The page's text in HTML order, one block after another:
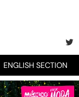
ENGLISH SECTION